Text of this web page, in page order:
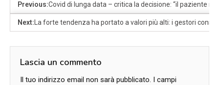
Previous:Covid di lunga data – critica la decisione: “il paziente
Next:La forte tendenza ha portato a valori più alti: i gestori
Lascia un commento
Il tuo indirizzo email non sarà pubblicato. I campi